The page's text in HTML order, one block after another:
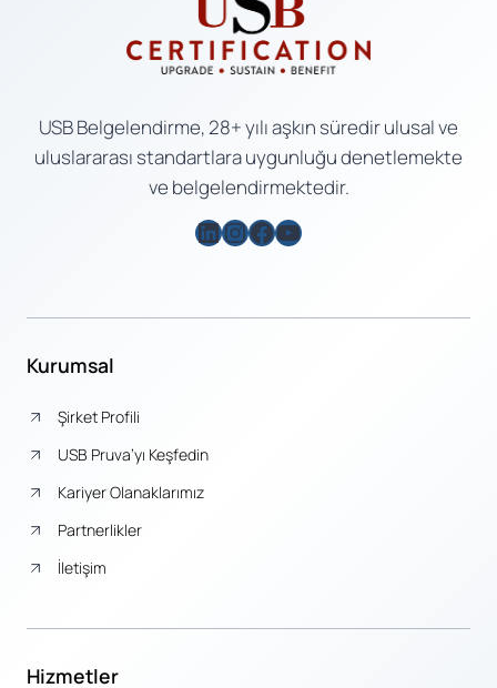
USB Belgelendirme, 28+ yılı aşkın süredir ulusal ve
uluslararası standartlara uygunluğu denetlemekte
ve belgelendirmektedir.
LinkedIn
Instagram
Facebook
YouTube
Kurumsal
Şirket Profili
USB Pruva’yı Keşfedin
Kariyer Olanaklarımız
Partnerlikler
İletişim
Hizmetler